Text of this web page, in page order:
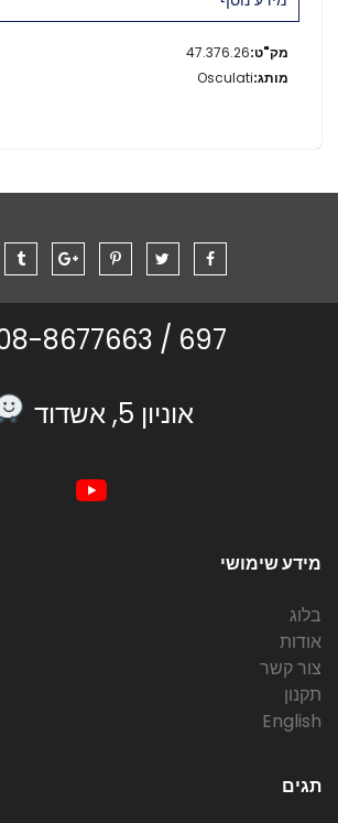
מידע
נוסף
47.376.26
Osculati
697 /
אוניון 5, אשדוד
מידע שימושי
בלוג
אודות
צור קשר
תקנון
English
תגים